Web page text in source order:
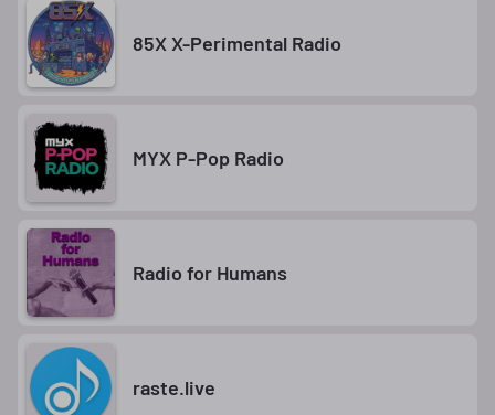
85X X-Perimental Radio
MYX P-Pop Radio
Radio for Humans
raste.live